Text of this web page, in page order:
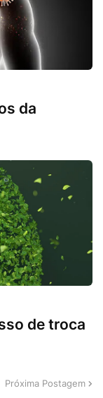
da
de troca
Próxima Postagem